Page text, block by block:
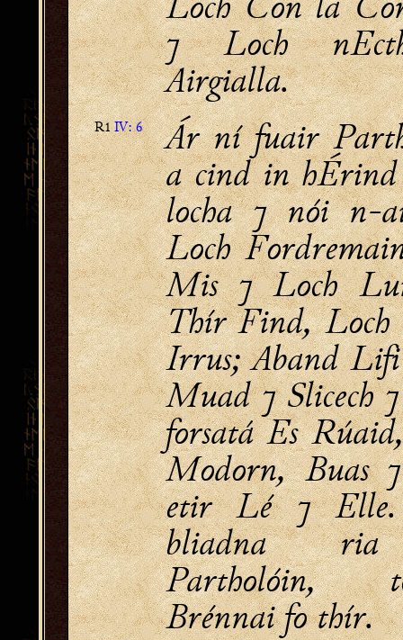
⁊ Loch
Airgialla.
R1IV: 6
Ár ní fuair
a cind in
locha ⁊ nói n-
Loch
Mis ⁊ Loch
Thír Find, Loch
Irrus; Aband
Muad ⁊ Slicech
forsatá Es
Modorn, Buas
etir Lé ⁊
bliadna
Partholóin,
Brénnai fo thír.